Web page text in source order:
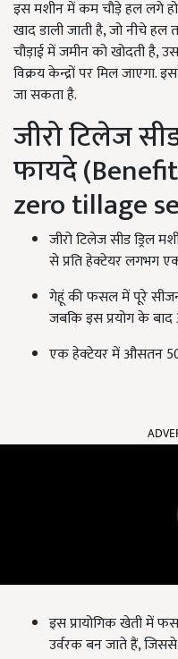
इस मशीन में कम चौड़े हल लगे
खाद डाली जाती है, जो नीचे
चौड़ाई में जमीन को खोदती है,
विक्रय केन्द्रों पर मिल जाएगा.
जा सकता है.
जीरो टिलेज
फायदे
zero tillage
जीरो टिलेज सीड ड्रिल
से प्रति हेक्टेयर लगभग
गेहूं की फसल में पूरे सीजन
जबकि इस प्रयोग के
एक हेक्टेयर में औसतन
इस प्रायोगिक खेती में
उर्वरक बन जाते हैं, जिससे